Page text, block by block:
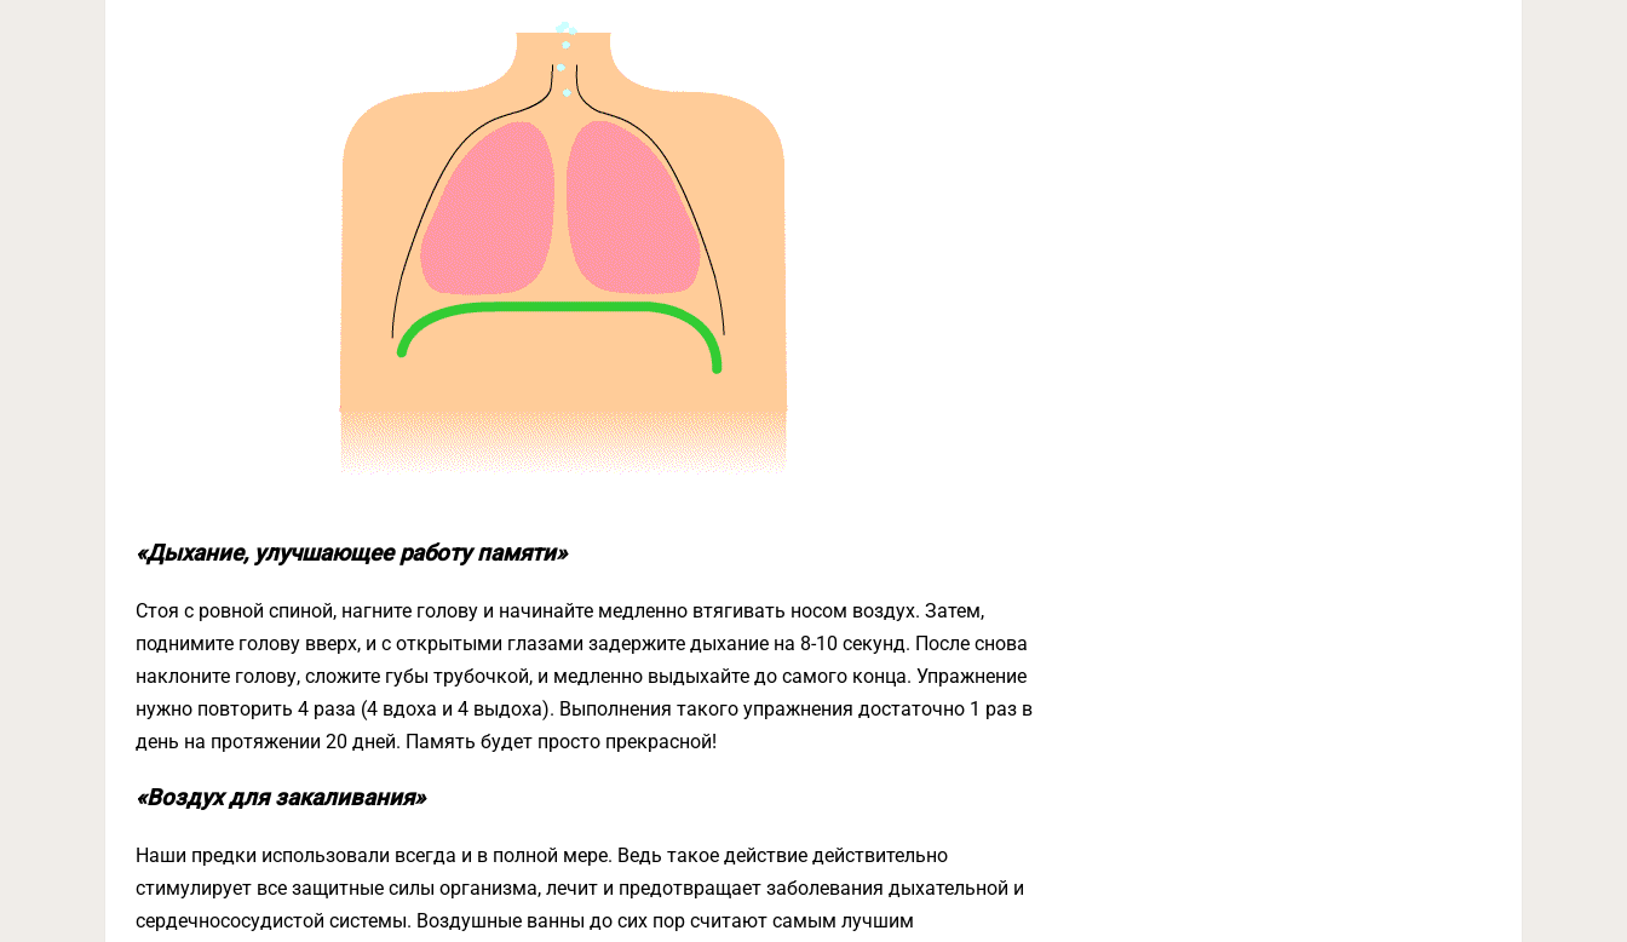
«Дыхание, улучшающее работу памяти»
Стоя с ровной спиной, нагните голову и начинайте медленно втягивать носом воздух. Затем,
поднимите голову вверх, и с открытыми глазами задержите дыхание на 8-10 секунд. После снова
наклоните голову, сложите губы трубочкой, и медленно выдыхайте до самого конца. Упражнение
нужно повторить 4 раза (4 вдоха и 4 выдоха). Выполнения такого упражнения достаточно 1 раз в
день на протяжении 20 дней. Память будет просто прекрасной!
«Воздух для закаливания»
Наши предки использовали всегда и в полной мере. Ведь такое действие действительно
стимулирует все защитные силы организма, лечит и предотвращает заболевания дыхательной и
сердечнососудистой системы. Воздушные ванны до сих пор считают самым лучшим